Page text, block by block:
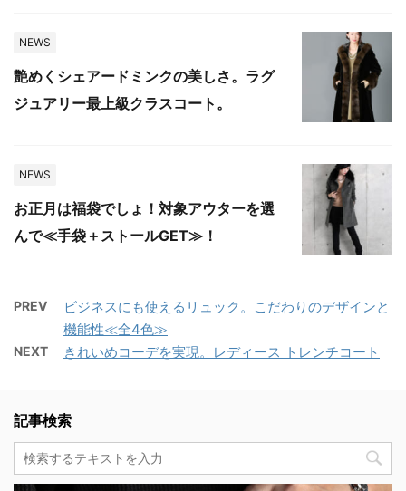
NEWS
艶めくシェアードミンクの美しさ。ラグ
ジュアリー最上級クラスコート。
NEWS
お正月は福袋でしょ！対象アウターを選
んで≪手袋＋ストールGET≫！
PREV
ビジネスにも使えるリュック。こだわりのデザインと
機能性≪全4色≫
NEXT きれいめコーデを実現。レディース トレンチコート
記事検索